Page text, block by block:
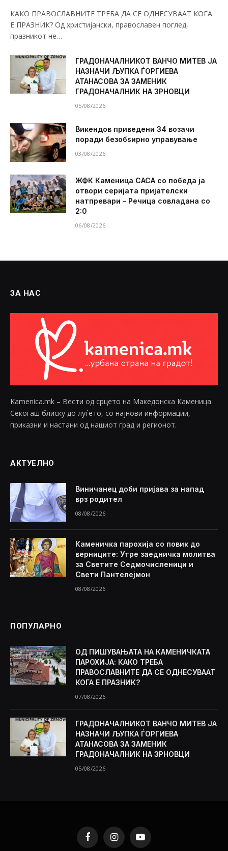
КАКО ПРАВОСЛАВНИТЕ ТРЕБА ДА СЕ ОДНЕСУВААТ КОГА
Е ПРАЗНИК? Од христијански, православен поглед,
празникот не…
ГРАДОНАЧАЛНИКОТ ВАНЧО МИТЕВ ЈА
НАЗНАЧИ ЉУПКА ЃОРГИЕВА
АТАНАСОВА ЗА ЗАМЕНИК
ГРАДОНАЧАЛНИК НА ЗРНОВЦИ
05/08/2026
Викендов приведени 34 возачи
поради безобѕирно управување
03/08/2026
ЖФК Каменица САСА со победа ја
отвори серијата пријателски
натпревари – Речица совладана со
2:0
06/08/2026
ЗА НАС
Kamenica.mk – Вести од срцето на Македонска Каменица
Секогаш блиску до луѓето, со најнови информации,
приказни и настани од нашиот град и регионот.
АКТУЕЛНО
Виничанец доби пријава за напад
врз родител
08/08/2026
Каменичка парохија со повик до
верниците: Утре заедничка молитва
за Светите Седмочисленици и
Свети Пантелејмон
08/08/2026
ПОПУЛАРНО
ОД ПИШУВАЊАТА НА КАМЕНИЧКАТА
ПАРОХИЈА: КАКО ТРЕБА
ПРАВОСЛАВНИТЕ ДА СЕ ОДНЕСУВААТ
КОГА Е ПРАЗНИК?
07/08/2026
ГРАДОНАЧАЛНИКОТ ВАНЧО МИТЕВ ЈА
НАЗНАЧИ ЉУПКА ЃОРГИЕВА
АТАНАСОВА ЗА ЗАМЕНИК
ГРАДОНАЧАЛНИК НА ЗРНОВЦИ
05/08/2026
FacebookInstagramYouTube